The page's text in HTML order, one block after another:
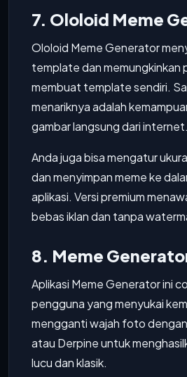
7. Ololoid Meme
Ololoid Meme Generator
template dan memungkinkan
membuat template sendiri.
menariknya adalah
gambar langsung dari internet.
Anda juga bisa mengatur
dan menyimpan meme ke
aplikasi. Versi premium
bebas iklan dan tanpa
8. Meme
Aplikasi Meme Generator ini
pengguna yang menyukai
mengganti wajah foto
atau Derpine untuk
lucu dan klasik.